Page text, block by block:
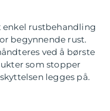
rustbehandling
begynnende rust.
ved å børste
som stopper
legges på.